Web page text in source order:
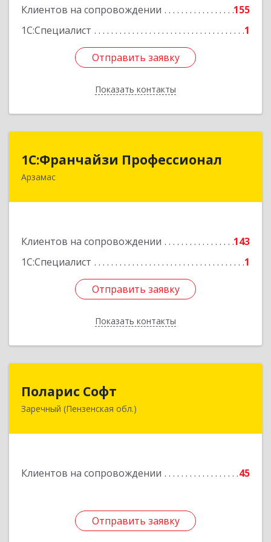
Клиентов на сопровождении
155
1С:Специалист
1
Отправить заявку
Показать контакты
Отправить заявку
Назад
1С:Франчайзи Профессионал
Арзамас
Клиентов на сопровождении
143
1С:Специалист
1
Отправить заявку
Показать контакты
1С:Франчайзи Профессионал
607227, Нижегородская обл, Арзамас г, Кирова
Отправить заявку
Назад
Поларис Софт
Заречный (Пензенская обл.)
Клиентов на сопровождении 45
Отправить заявку
442960, Пензенская обл, Заречный г,
Отправить заявку